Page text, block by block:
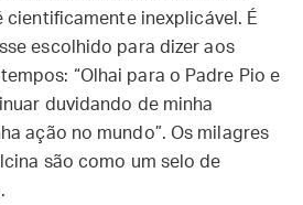
inexplicável. É
escolhido para dizer aos
“Olhai para o Padre Pio e
duvidando de minha
ação no mundo”. Os milagres
são como um selo de